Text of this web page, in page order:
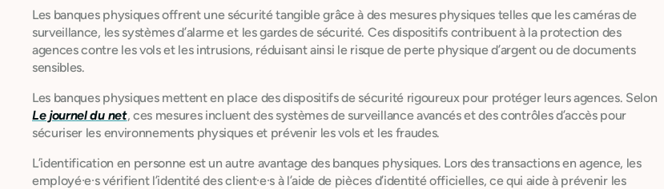
Les banques physiques offrent une sécurité tangible grâce à des mesures physiques telles que les caméras de
surveillance, les systèmes d’alarme et les gardes de sécurité. Ces dispositifs contribuent à la protection des
agences contre les vols et les intrusions, réduisant ainsi le risque de perte physique d’argent ou de documents
sensibles.
Les banques physiques mettent en place des dispositifs de sécurité rigoureux pour protéger leurs agences. Selon
Le journel du net, ces mesures incluent des systèmes de surveillance avancés et des contrôles d’accès pour
sécuriser les environnements physiques et prévenir les vols et les fraudes.
L’identification en personne est un autre avantage des banques physiques. Lors des transactions en agence, les
employé·e·s vérifient l’identité des client·e·s à l’aide de pièces d’identité officielles, ce qui aide à prévenir les